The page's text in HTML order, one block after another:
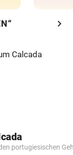
chevron_right
portugiesischen